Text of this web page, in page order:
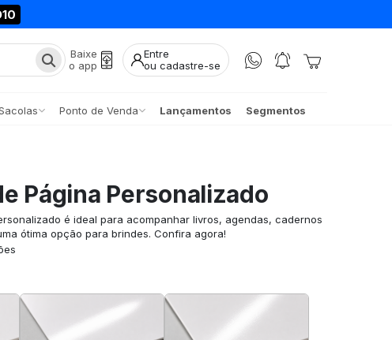
Baixe
o app
Entre
ou cadastre-se
Ponto de Venda Lançamentos Segmentos
Página Personalizado
é ideal para acompanhar livros, agendas, cadernos
ótima opção para brindes. Confira agora!